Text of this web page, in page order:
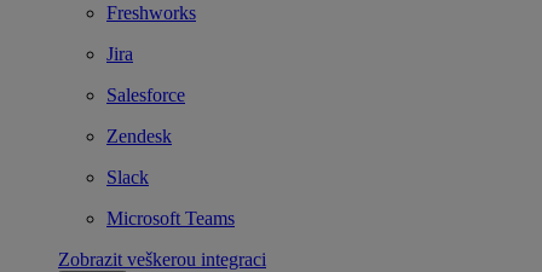
Freshworks
Jira
Salesforce
Zendesk
Slack
Microsoft Teams
Zobrazit veškerou integraci